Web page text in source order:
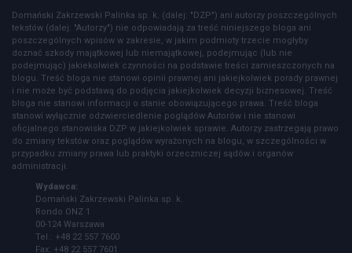
Domański Zakrzewski Palinka sp. k. (dalej: "DZP") ani autorzy poszczególnych
tekstów (dalej: "Autorzy") nie odpowiadają za treść niniejszego bloga ani
poszczególnych wpisów w zakresie, w jakim podmioty trzecie mogłyby
doznać szkody majątkowej lub niemajątkowej, podejmując (lub nie
podejmując) jakiekolwiek czynności na podstawie treści zamieszczonych na
blogu. Treść bloga nie stanowi opinii prawnej ani jakiejkolwiek porady prawnej
i nie może być podstawą do podjęcia jakiejkolwiek decyzji biznesowej. Treść
bloga nie stanowi informacji o stanie obowiązującego prawa. Treść bloga
stanowi wyłącznie odzwierciedlenie poglądów Autorów i nie stanowi
oficjalnego stanowiska DZP w jakiejkolwiek sprawie. Autorzy zastrzegają prawo
do zmiany tekstów oraz poglądów wyrażonych na blogu, w szczególności w
przypadku zmiany prawa lub praktyki orzeczniczej sądów i organów
administracji.
Wydawca:
Domański Zakrzewski Palinka sp. k.
Rondo ONZ 1
00-124 Warszawa
Tel.: +48 22 557 7600
Fax: +48 22 557 7601